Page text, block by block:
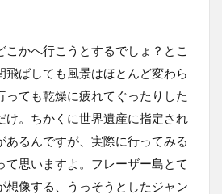
こかへ行こうとするでしょ？とこ
飛ばしても風景はほとんど変わら
っても乾燥に疲れてぐったりした
け。ちかくに世界遺産に指定され
あるんですが、実際に行ってみる
て思いますよ。フレーザー島とて
想像する、うっそうとしたジャン